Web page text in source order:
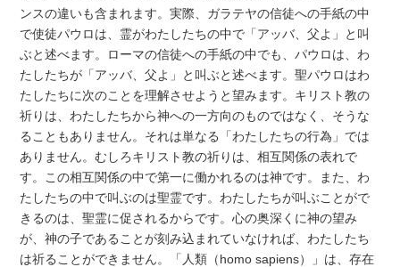
ンスの違いも含まれます。実際、ガラテヤの信徒への手紙の中
で使徒パウロは、霊がわたしたちの中で「アッバ、父よ」と叫
ぶと述べます。ローマの信徒への手紙の中でも、パウロは、わ
たしたちが「アッバ、父よ」と叫ぶと述べます。聖パウロはわ
たしたちに次のことを理解させようと望みます。キリスト教の
祈りは、わたしたちから神への一方向のものではなく、そうな
ることもありません。それは単なる「わたしたちの行為」では
ありません。むしろキリスト教の祈りは、相互関係の表れで
す。この相互関係の中で第一に働かれるのは神です。また、わ
たしたちの中で叫ぶのは聖霊です。わたしたちが叫ぶことがで
きるのは、聖霊に促されるからです。心の奥深くに神の望み
が、神の子であることが刻み込まれていなければ、わたしたち
は祈ることができません。「人類（homo sapiens）」は、存在